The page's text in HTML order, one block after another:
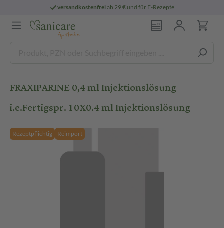
versandkostenfreiab 29 € und für E-Rezepte
FRAXIPARINE 0,4 ml Injektionslösung
i.e.Fertigspr. 10X0.4 ml Injektionslösung
Rezeptpflichtig Reimport